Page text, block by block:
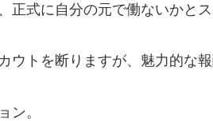
式に自分の元で働ないかとス
トを断りますが、魅力的な
ン。